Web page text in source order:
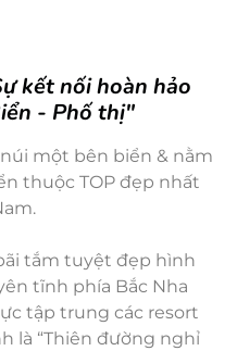
kết nối hoàn hảo
- Phố thị"
một bên biển & nằm
thuộc TOP đẹp nhất
tắm tuyệt đẹp hình
tĩnh phía Bắc Nha
tập trung các resort
là “Thiên đường nghỉ